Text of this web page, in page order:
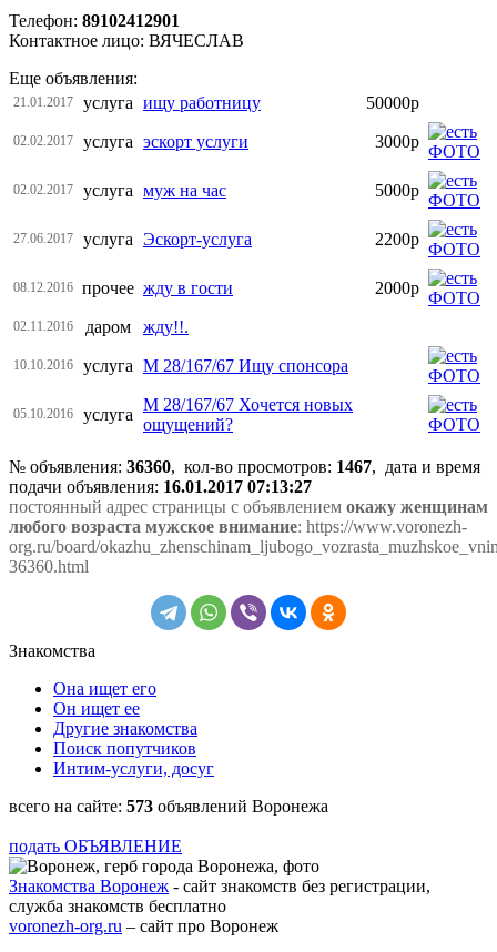
Телефон: 89102412901
Контактное лицо: ВЯЧЕСЛАВ
Еще объявления:
21.01.2017 услуга ищу работницу 50000р
02.02.2017 услуга эскорт услуги 3000р
02.02.2017 услуга муж на час 5000р
27.06.2017 услуга Эскорт-услуга 2200р
08.12.2016 прочее жду в гости 2000р
02.11.2016 даром жду!!.
10.10.2016 услуга М 28/167/67 Ищу спонсора
05.10.2016 услуга
М 28/167/67 Хочется новых
ощущений?
№ объявления: 36360, кол-во просмотров: 1467, дата и время
подачи объявления: 16.01.2017 07:13:27
постоянный адрес страницы с объявлением окажу женщинам
любого возраста мужское внимание: https://www.voronezh-
org.ru/board/
36360.html
Знакомства
Она ищет его
Он ищет ее
Другие знакомства
Поиск попутчиков
Интим-услуги, досуг
всего на сайте: 573 объявлений Воронежа
подать ОБЪЯВЛЕНИЕ
Знакомства Воронеж - сайт знакомств без регистрации,
служба знакомств бесплатно
voronezh-org.ru – сайт про Воронеж